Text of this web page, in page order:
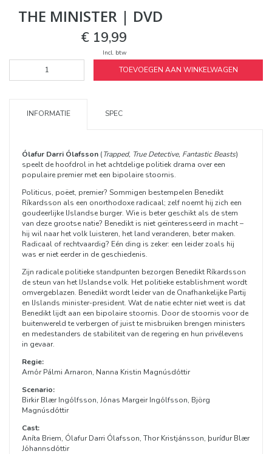
THE MINISTER | DVD
€ 19,99
Incl. btw
TOEVOEGEN AAN WINKELWAGEN
INFORMATIE SPEC
Ólafur Darri Ólafsson (Trapped, True Detective, Fantastic Beasts)
speelt de hoofdrol in het achtdelige politiek drama over een
populaire premier met een bipolaire stoornis.
Politicus, poëet, premier? Sommigen bestempelen Benedikt
Ríkardsson als een onorthodoxe radicaal; zelf noemt hij zich een
goudeerlijke IJslandse burger. Wie is beter geschikt als de stem
van deze grootse natie? Benedikt is niet geïnteresseerd in macht –
hij wil naar het volk luisteren, het land veranderen, beter maken.
Radicaal of rechtvaardig? Eén ding is zeker: een leider zoals hij
was er niet eerder in de geschiedenis.
Zijn radicale politieke standpunten bezorgen Benedikt Ríkardsson
de steun van het IJslandse volk. Het politieke establishment wordt
omvergeblazen. Benedikt wordt leider van de Onafhankelijke Partij
en IJslands minister-president. Wat de natie echter niet weet is dat
Benedikt lijdt aan een bipolaire stoornis. Door de stoornis voor de
buitenwereld te verbergen of juist te misbruiken brengen ministers
en medestanders de stabiliteit van de regering en hun privélevens
in gevaar.
Regie:
Arnór Pálmi Arnaron, Nanna Kristin Magnúsdóttir
Scenario:
Birkir Blær Ingólfsson, Jónas Margeir Ingólfsson, Björg
Magnúsdóttir
Cast:
Aníta Briem, Ólafur Darri Ólafsson, Thor Kristjánsson, þuríđur Blær
Jóhannsdóttir